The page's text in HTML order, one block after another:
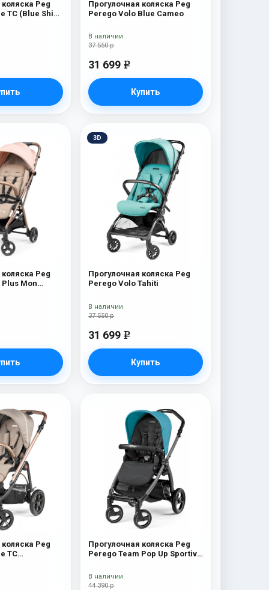
Peg
TC (Blue Shine
Прогулочная коляска Peg
Perego Volo Blue Cameo
37 550 р
31 699 e
Купить
В наличии
Peg
Mon
3D
Прогулочная коляска Peg
Perego Volo Tahiti
37 550 р
31 699 e
Купить
В наличии
Peg
TC
Прогулочная коляска Peg
Perego Team Pop Up Sportivo
44 390 р
В наличии